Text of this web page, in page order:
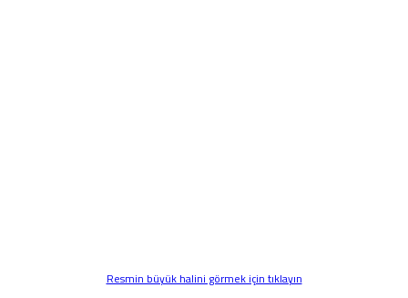
Resmin büyük halini görmek için tıklayın